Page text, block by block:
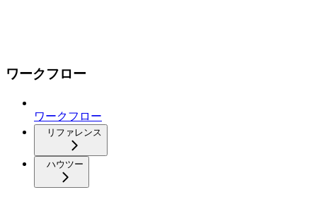
ワークフロー
ワークフロー
リファレンス
ハウツー